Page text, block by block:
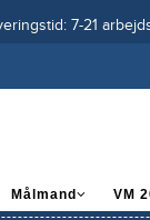
7-21
Målmand VM